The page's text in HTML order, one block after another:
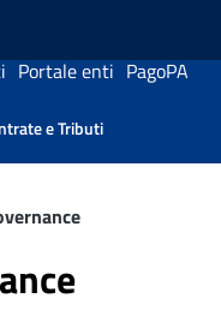
Portale enti PagoPA
e Tributi